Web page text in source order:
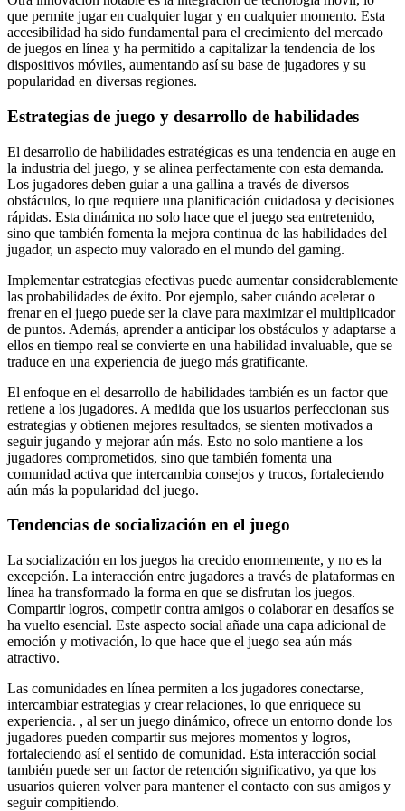
que permite jugar en cualquier lugar y en cualquier momento. Esta
accesibilidad ha sido fundamental para el crecimiento del mercado
de juegos en línea y ha permitido a capitalizar la tendencia de los
dispositivos móviles, aumentando así su base de jugadores y su
popularidad en diversas regiones.
Estrategias de juego y desarrollo de habilidades
El desarrollo de habilidades estratégicas es una tendencia en auge en
la industria del juego, y se alinea perfectamente con esta demanda.
Los jugadores deben guiar a una gallina a través de diversos
obstáculos, lo que requiere una planificación cuidadosa y decisiones
rápidas. Esta dinámica no solo hace que el juego sea entretenido,
sino que también fomenta la mejora continua de las habilidades del
jugador, un aspecto muy valorado en el mundo del gaming.
Implementar estrategias efectivas puede aumentar considerablemente
las probabilidades de éxito. Por ejemplo, saber cuándo acelerar o
frenar en el juego puede ser la clave para maximizar el multiplicador
de puntos. Además, aprender a anticipar los obstáculos y adaptarse a
ellos en tiempo real se convierte en una habilidad invaluable, que se
traduce en una experiencia de juego más gratificante.
El enfoque en el desarrollo de habilidades también es un factor que
retiene a los jugadores. A medida que los usuarios perfeccionan sus
estrategias y obtienen mejores resultados, se sienten motivados a
seguir jugando y mejorar aún más. Esto no solo mantiene a los
jugadores comprometidos, sino que también fomenta una
comunidad activa que intercambia consejos y trucos, fortaleciendo
aún más la popularidad del juego.
Tendencias de socialización en el juego
La socialización en los juegos ha crecido enormemente, y no es la
excepción. La interacción entre jugadores a través de plataformas en
línea ha transformado la forma en que se disfrutan los juegos.
Compartir logros, competir contra amigos o colaborar en desafíos se
ha vuelto esencial. Este aspecto social añade una capa adicional de
emoción y motivación, lo que hace que el juego sea aún más
atractivo.
Las comunidades en línea permiten a los jugadores conectarse,
intercambiar estrategias y crear relaciones, lo que enriquece su
experiencia. , al ser un juego dinámico, ofrece un entorno donde los
jugadores pueden compartir sus mejores momentos y logros,
fortaleciendo así el sentido de comunidad. Esta interacción social
también puede ser un factor de retención significativo, ya que los
usuarios quieren volver para mantener el contacto con sus amigos y
seguir compitiendo.